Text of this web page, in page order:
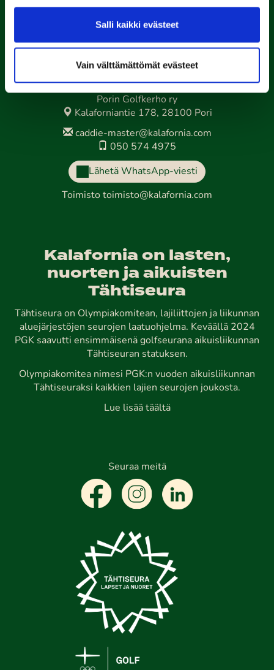
Salli kaikki evästeet
Vain välttämättömät evästeet
Porin Golfkerho ry
Kalaforniantie 178, 28100 Pori
caddie-master@kalafornia.com
050 574 4975
Lähetä WhatsApp-viesti
Toimisto toimisto@kalafornia.com
Kalafornia on lasten,
nuorten ja aikuisten
Tähtiseura
Tähtiseura on Olympiakomitean, lajiliittojen ja liikunnan
aluejärjestöjen seurojen laatuohjelma. Keväällä 2024
PGK saavutti ensimmäisenä golfseurana aikuisliikunnan
Tähtiseuran statuksen.
Olympiakomitea nimesi PGK:n vuoden aikuisliikunnan
Tähtiseuraksi kaikkien lajien seurojen joukosta.
Lue lisää täältä
Seuraa meitä